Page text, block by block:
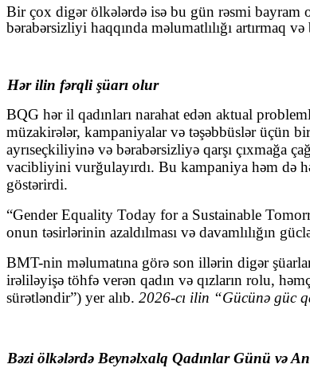
Bir çox digər ölkələrdə isə bu gün rəsmi bayram
bərabərsizliyi haqqında məlumatlılığı artırmaq
Hər ilin fərqli şüarı olur
BQG hər il qadınları narahat edən aktual
müzakirələr, kampaniyalar və təşəbbüslər üçün
ayrıseçkiliyinə və bərabərsizliyə qarşı çıxmağa
vacibliyini vurğulayırdı. Bu kampaniya həm də
göstərirdi.
“Gender Equality Today for a Sustainable
onun təsirlərinin azaldılması və davamlılığın
BMT-nin məlumatına görə son illərin digər
irəliləyişə töhfə verən qadın və qızların rolu,
sürətləndir”) yer alıb. 2026-cı ilin “Gücünə güc
Bəzi ölkələrdə Beynəlxalq Qadınlar Günü və